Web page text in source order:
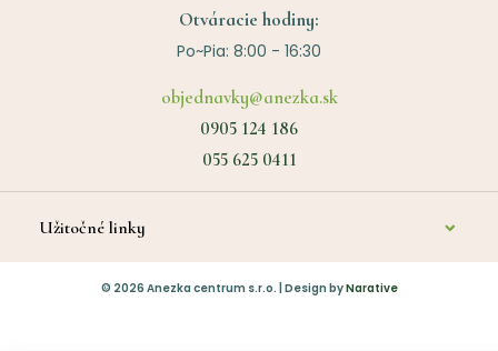
Otváracie hodiny:
Po~Pia: 8:00 - 16:30
objednavky@anezka.sk
0905 124 186
055 625 0411
Užitočné linky
O nás
© 2026 Anezka centrum s.r.o. | Design byNarative